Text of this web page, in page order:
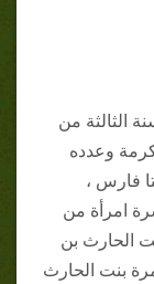
الثالثة من
وعدده
فارس ،
امرأة من
الحارث بن
بنت الحارث